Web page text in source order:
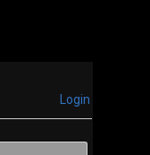
Login